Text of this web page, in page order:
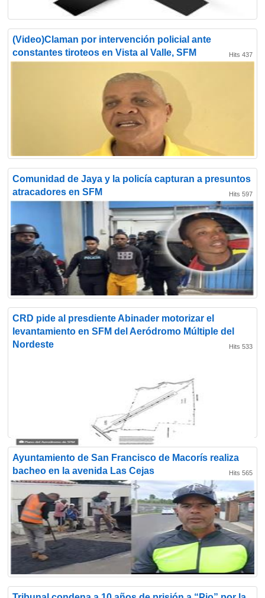
(Video)Claman por intervención policial ante
constantes tiroteos en Vista al Valle, SFM
Hits 437
Comunidad de Jaya y la policía capturan a presuntos
atracadores en SFM
Hits 597
CRD pide al presdiente Abinader motorizar el
levantamiento en SFM del Aeródromo Múltiple del
Nordeste
Hits 533
Ayuntamiento de San Francisco de Macorís realiza
bacheo en la avenida Las Cejas
Hits 565